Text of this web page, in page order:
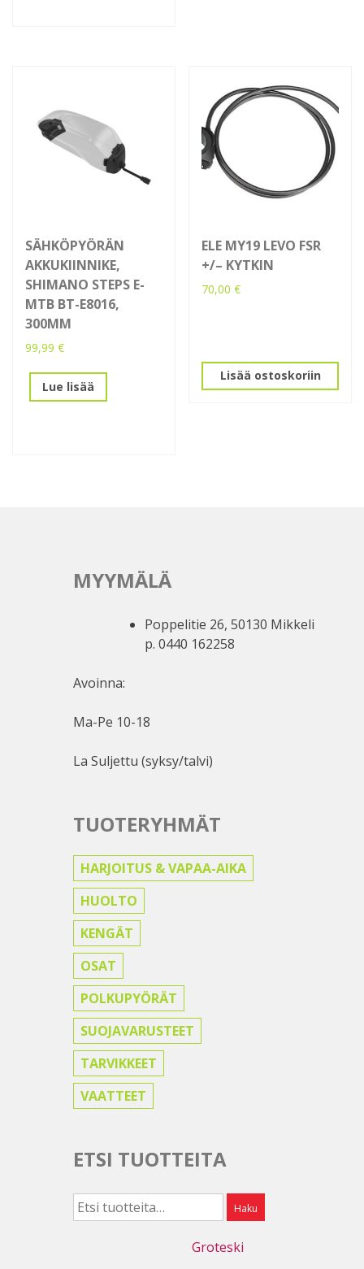
SÄHKÖPYÖRÄN
AKKUKIINNIKE,
SHIMANO STEPS E-
MTB BT-E8016,
300MM
99,99 €
Lue lisää
ELE MY19 LEVO FSR
+/– KYTKIN
70,00€
Lisää ostoskoriin
MYYMÄLÄ
Poppelitie 26, 50130 Mikkeli
p. 0440 162258
Avoinna:
Ma-Pe 10-18
La Suljettu (syksy/talvi)
TUOTERYHMÄT
HARJOITUS & VAPAA-AIKA
HUOLTO
KENGÄT
OSAT
POLKUPYÖRÄT
SUOJAVARUSTEET
TARVIKKEET
VAATTEET
ETSI TUOTTEITA
Etsi: Haku
Groteski